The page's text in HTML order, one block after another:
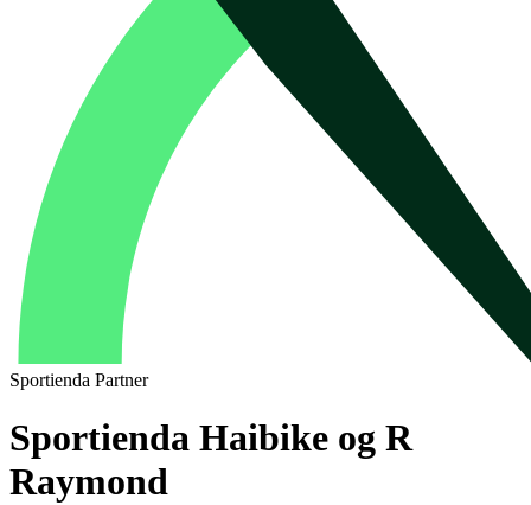
Sportienda Partner
Sportienda Haibike og R
Raymond